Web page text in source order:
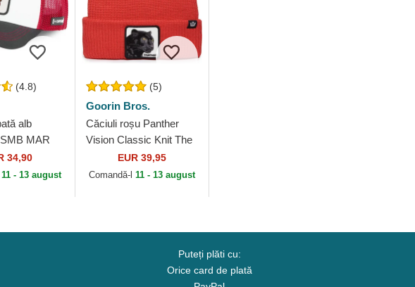
(4.8)
alb
MAR
Super
de Capslab
34,90
11 - 13 august
(5)
Goorin Bros.
Căciuli roșu Panther
Vision Classic Knit The
Farm Goorin Bros.
EUR 39,95
Comandă-l 11 - 13 august
Puteți plăti cu:
Orice card de plată